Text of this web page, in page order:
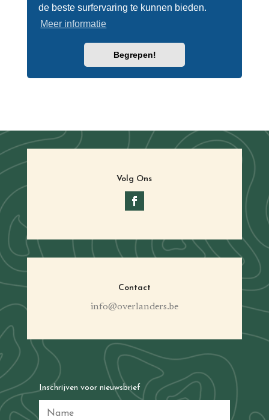
Volg Ons
Contact
info@overlanders.be
Inschrijven voor nieuwsbrief